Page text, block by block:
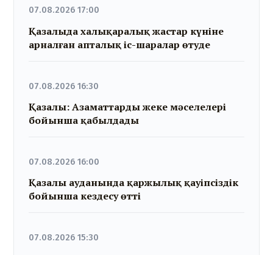
07.08.2026 17:00
Қазалыда халықаралық жастар күніне
арналған апталық іс-шаралар өтуде
07.08.2026 16:30
Қазалы: Азаматтарды жеке мәселелері
бойынша қабылдады
07.08.2026 16:00
Қазалы ауданында қаржылық қауіпсіздік
бойынша кездесу өтті
07.08.2026 15:30